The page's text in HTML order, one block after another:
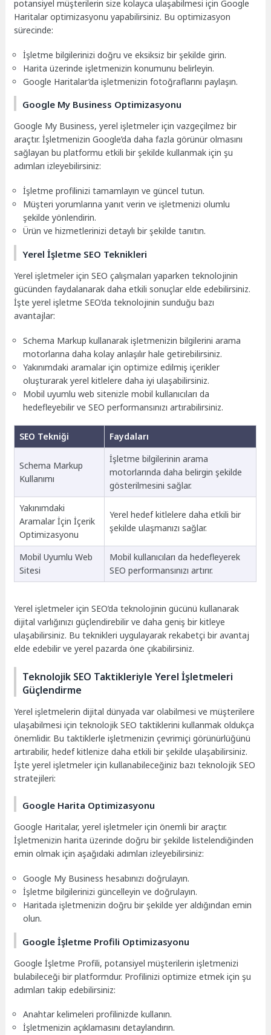
potansiyel müşterilerin size kolayca ulaşabilmesi için Google
Haritalar optimizasyonu yapabilirsiniz. Bu optimizasyon
sürecinde:
İşletme bilgilerinizi doğru ve eksiksiz bir şekilde girin.
Harita üzerinde işletmenizin konumunu belirleyin.
Google Haritalar’da işletmenizin fotoğraflarını paylaşın.
Google My Business Optimizasyonu
Google My Business, yerel işletmeler için vazgeçilmez bir
araçtır. İşletmenizin Google’da daha fazla görünür olmasını
sağlayan bu platformu etkili bir şekilde kullanmak için şu
adımları izleyebilirsiniz:
İşletme profilinizi tamamlayın ve güncel tutun.
Müşteri yorumlarına yanıt verin ve işletmenizi olumlu
şekilde yönlendirin.
Ürün ve hizmetlerinizi detaylı bir şekilde tanıtın.
Yerel İşletme SEO Teknikleri
Yerel işletmeler için SEO çalışmaları yaparken teknolojinin
gücünden faydalanarak daha etkili sonuçlar elde edebilirsiniz.
İşte yerel işletme SEO’da teknolojinin sunduğu bazı
avantajlar:
Schema Markup kullanarak işletmenizin bilgilerini arama
motorlarına daha kolay anlaşılır hale getirebilirsiniz.
Yakınımdaki aramalar için optimize edilmiş içerikler
oluşturarak yerel kitlelere daha iyi ulaşabilirsiniz.
Mobil uyumlu web sitenizle mobil kullanıcıları da
hedefleyebilir ve SEO performansınızı artırabilirsiniz.
SEO Tekniği Faydaları
Schema Markup
Kullanımı
İşletme bilgilerinin arama
motorlarında daha belirgin şekilde
gösterilmesini sağlar.
Yakınımdaki
Aramalar İçin İçerik
Optimizasyonu
Yerel hedef kitlelere daha etkili bir
şekilde ulaşmanızı sağlar.
Mobil Uyumlu Web
Sitesi
Mobil kullanıcıları da hedefleyerek
SEO performansınızı artırır.
Yerel işletmeler için SEO’da teknolojinin gücünü kullanarak
dijital varlığınızı güçlendirebilir ve daha geniş bir kitleye
ulaşabilirsiniz. Bu teknikleri uygulayarak rekabetçi bir avantaj
elde edebilir ve yerel pazarda öne çıkabilirsiniz.
Teknolojik SEO Taktikleriyle Yerel İşletmeleri
Güçlendirme
Yerel işletmelerin dijital dünyada var olabilmesi ve müşterilere
ulaşabilmesi için teknolojik SEO taktiklerini kullanmak oldukça
önemlidir. Bu taktiklerle işletmenizin çevrimiçi görünürlüğünü
artırabilir, hedef kitlenize daha etkili bir şekilde ulaşabilirsiniz.
İşte yerel işletmeler için kullanabileceğiniz bazı teknolojik SEO
stratejileri:
Google Harita Optimizasyonu
Google Haritalar, yerel işletmeler için önemli bir araçtır.
İşletmenizin harita üzerinde doğru bir şekilde listelendiğinden
emin olmak için aşağıdaki adımları izleyebilirsiniz:
Google My Business hesabınızı doğrulayın.
İşletme bilgilerinizi güncelleyin ve doğrulayın.
Haritada işletmenizin doğru bir şekilde yer aldığından emin
olun.
Google İşletme Profili Optimizasyonu
Google İşletme Profili, potansiyel müşterilerin işletmenizi
bulabileceği bir platformdur. Profilinizi optimize etmek için şu
adımları takip edebilirsiniz:
Anahtar kelimeleri profilinizde kullanın.
İşletmenizin açıklamasını detaylandırın.